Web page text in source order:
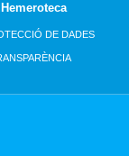
Hemeroteca
DE DADES